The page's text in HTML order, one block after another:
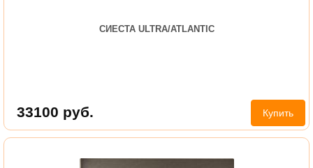
СИЕСТА ULTRA/ATLANTIC
33100 руб. Купить